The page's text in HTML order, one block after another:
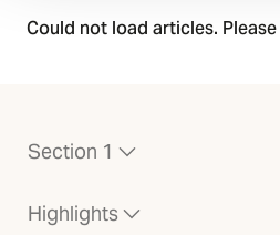
Could not load articles.
Section 1
Highlights